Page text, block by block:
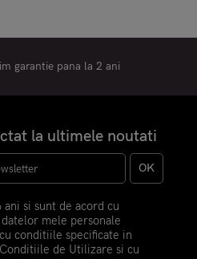
garantie pana la 2 ani
la ultimele noutati
OK
ani si sunt de acord cu
mele personale
conditiile specificate in
de Utilizare si cu